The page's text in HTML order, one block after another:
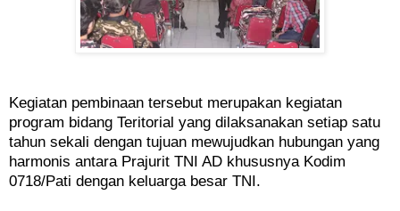
Kegiatan pembinaan tersebut merupakan kegiatan
program bidang Teritorial yang dilaksanakan setiap satu
tahun sekali dengan tujuan mewujudkan hubungan yang
harmonis antara Prajurit TNI AD khususnya Kodim
0718/Pati dengan keluarga besar TNI.